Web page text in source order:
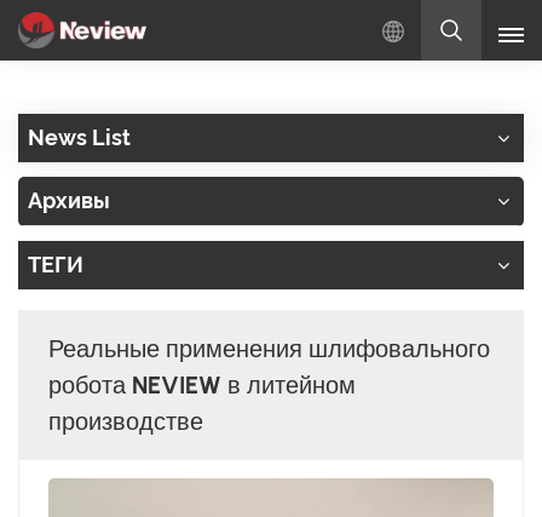
Русский
بالعربية
News List
Архивы
ТЕГИ
Реальные применения шлифовального
робота NEVIEW в литейном
производстве